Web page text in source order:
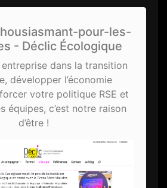
pour-les-
- Déclic Écologique
dans la transition
développer l’économie
votre politique RSE et
équipes, c’est notre raison
d’être !